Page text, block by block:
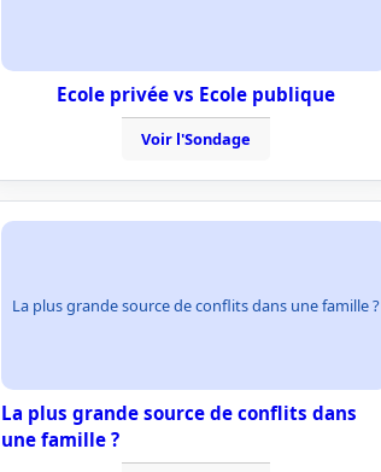
Ecole privée vs Ecole publique
Voir l'Sondage
La plus grande source de conflits dans une famille ?
La plus grande source de conflits dans
une famille ?